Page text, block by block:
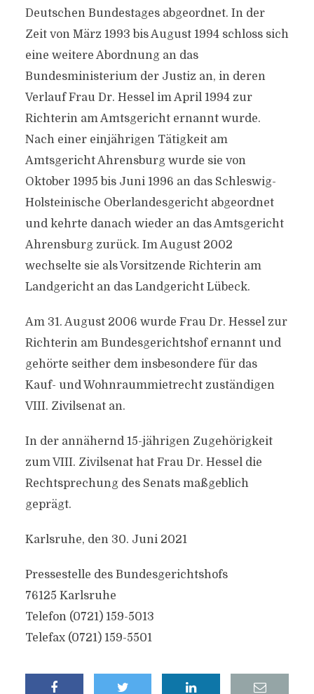
Deutschen Bundestages abgeordnet. In der
Zeit von März 1993 bis August 1994 schloss sich
eine weitere Abordnung an das
Bundesministerium der Justiz an, in deren
Verlauf Frau Dr. Hessel im April 1994 zur
Richterin am Amtsgericht ernannt wurde.
Nach einer einjährigen Tätigkeit am
Amtsgericht Ahrensburg wurde sie von
Oktober 1995 bis Juni 1996 an das Schleswig-
Holsteinische Oberlandesgericht abgeordnet
und kehrte danach wieder an das Amtsgericht
Ahrensburg zurück. Im August 2002
wechselte sie als Vorsitzende Richterin am
Landgericht an das Landgericht Lübeck.
Am 31. August 2006 wurde Frau Dr. Hessel zur
Richterin am Bundesgerichtshof ernannt und
gehörte seither dem insbesondere für das
Kauf- und Wohnraummietrecht zuständigen
VIII. Zivilsenat an.
In der annähernd 15-jährigen Zugehörigkeit
zum VIII. Zivilsenat hat Frau Dr. Hessel die
Rechtsprechung des Senats maßgeblich
geprägt.
Karlsruhe, den 30. Juni 2021
Pressestelle des Bundesgerichtshofs
76125 Karlsruhe
Telefon (0721) 159-5013
Telefax (0721) 159-5501